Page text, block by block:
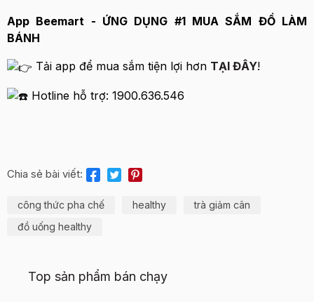
App Beemart - ỨNG DỤNG #1 MUA SẮM ĐỒ LÀM
BÁNH
Tải app để mua sắm tiện lợi hơn TẠI ĐÂY!
Hotline hỗ trợ: 1900.636.546
Chia sẻ bài viết:
công thức pha chế healthy
trà giảm cân
đồ uống healthy
Top sản phẩm bán chạy